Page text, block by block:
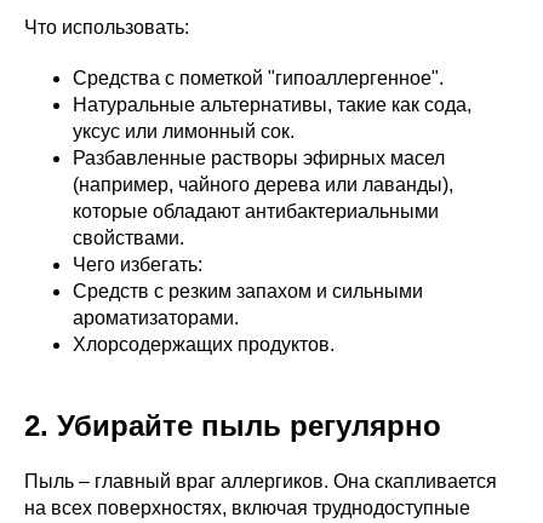
Что использовать:
Средства с пометкой "гипоаллергенное".
Натуральные альтернативы, такие как сода,
уксус или лимонный сок.
Разбавленные растворы эфирных масел
(например, чайного дерева или лаванды),
которые обладают антибактериальными
свойствами.
Чего избегать:
Средств с резким запахом и сильными
ароматизаторами.
Хлорсодержащих продуктов.
2. Убирайте пыль регулярно
Пыль – главный враг аллергиков. Она скапливается
на всех поверхностях, включая труднодоступные